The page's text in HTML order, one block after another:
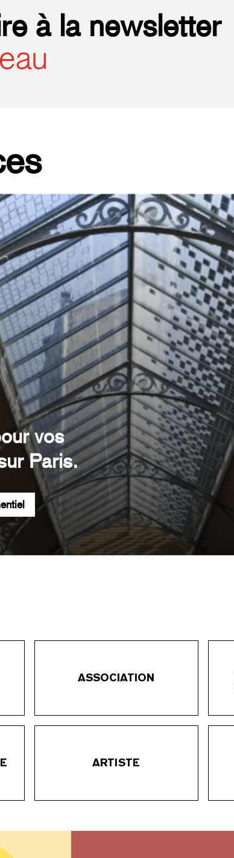
à la newsletter
vos
Paris.
ASSOCIATION
ARTISTE